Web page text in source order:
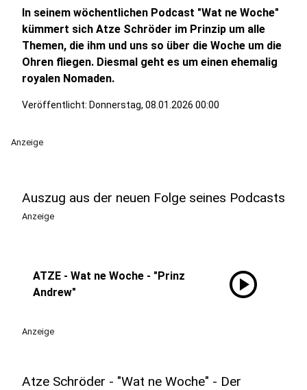
In seinem wöchentlichen Podcast "Wat ne Woche"
kümmert sich Atze Schröder im Prinzip um alle
Themen, die ihm und uns so über die Woche um die
Ohren fliegen. Diesmal geht es um einen ehemalig
royalen Nomaden.
Veröffentlicht: Donnerstag, 08.01.2026 00:00
Anzeige
Auszug aus der neuen Folge seines Podcasts
Anzeige
ATZE - Wat ne Woche - "Prinz
Andrew"
play_circle
Anzeige
Atze Schröder - "Wat ne Woche" - Der